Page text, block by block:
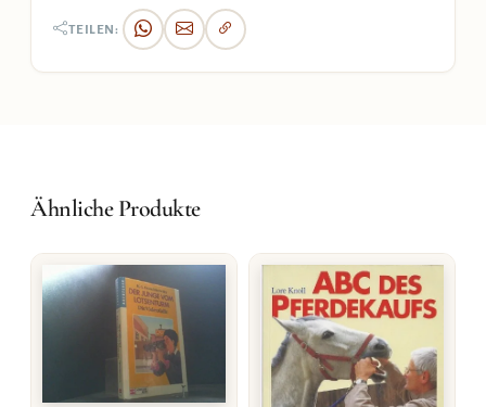
TEILEN:
Ähnliche Produkte